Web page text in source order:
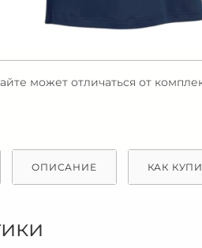
может отличаться от
ОПИСАНИЕ КАК